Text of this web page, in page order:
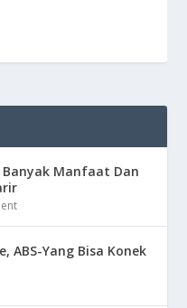
Manfaat Dan
ABS-Yang Bisa Konek